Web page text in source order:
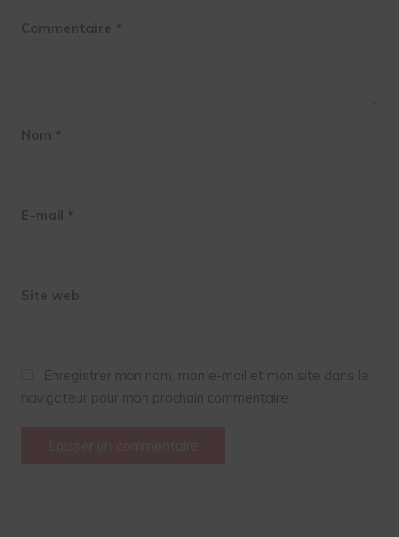
Commentaire *
Nom *
E-mail *
Site web
Enregistrer mon nom, mon e-mail et mon site dans le
navigateur pour mon prochain commentaire.